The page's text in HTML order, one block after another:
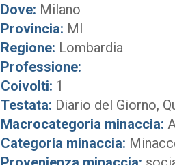
Dove: Milano
Provincia: MI
Regione: Lombardia
Professione:
Coivolti: 1
Testata: Diario del Giorno,
Macrocategoria minaccia:
Categoria minaccia: